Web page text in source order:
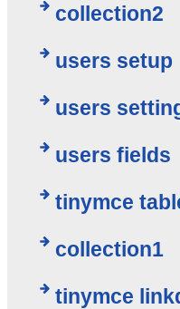
collection2
users setup
users
users fields
tinymce
collection1
tinymce